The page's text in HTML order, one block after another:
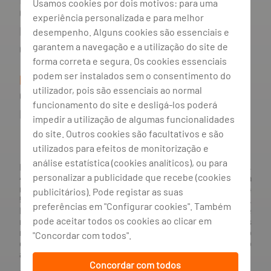
Cliente
Política de Privacidade
Gestão de Cookies
Informação Útil
Condições de movimentação
Participação de Sinistros
BANCO BPI, S.A., com sede na Avenida da Boavista, 1117,
4100-129 Porto; Capital Social: € 1 293 063 324,98; matriculada
na CRC Porto sob o número de matrícula PTIRNMJ 501 214
534, como o número de identificação fiscal 501 214 534.
Intermediário financeiro registado na CMVM com o n° 300 e
no Banco de Portugal sob o código n° 10. Agente de Seguros
n.º 419527591, registado junto da Autoridade de Supervisão
de Seguros e Fundos de Pensões em 21/01/2019, e autorizado
a exercer atividade nos Ramos de Seguro Vida e Não Vida.
Usamos cookies por dois motivos: para uma
experiência personalizada e para melhor
desempenho. Alguns cookies são essenciais e
garantem a navegação e a utilização do site de
forma correta e segura. Os cookies essenciais
podem ser instalados sem o consentimento do
utilizador, pois são essenciais ao normal
funcionamento do site e desligá-los poderá
impedir a utilização de algumas funcionalidades
do site. Outros cookies são facultativos e são
utilizados para efeitos de monitorização e
análise estatística (cookies analíticos), ou para
personalizar a publicidade que recebe (cookies
publicitários). Pode registar as suas
preferências em "Configurar cookies". Também
pode aceitar todos os cookies ao clicar em
"Concordar com todos".
Concordar com todos